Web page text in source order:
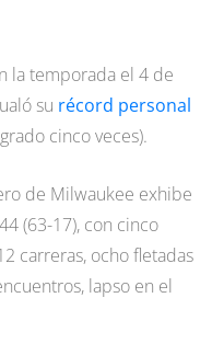
la temporada el 4 de
su récord personal
cinco veces).
de Milwaukee exhibe
(63-17), con cinco
carreras, ocho fletadas
lapso en el